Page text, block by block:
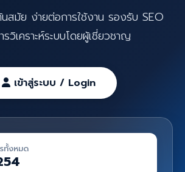
เกี่ยวกับเรา
ติดต่อเรา
สมัย ง่ายต่อการใช้งาน รองรับ SEO
วิเคราะห์ระบบโดยผู้เชี่ยวชาญ
เข้าสู่ระบบ / Login
ทั้งหมด